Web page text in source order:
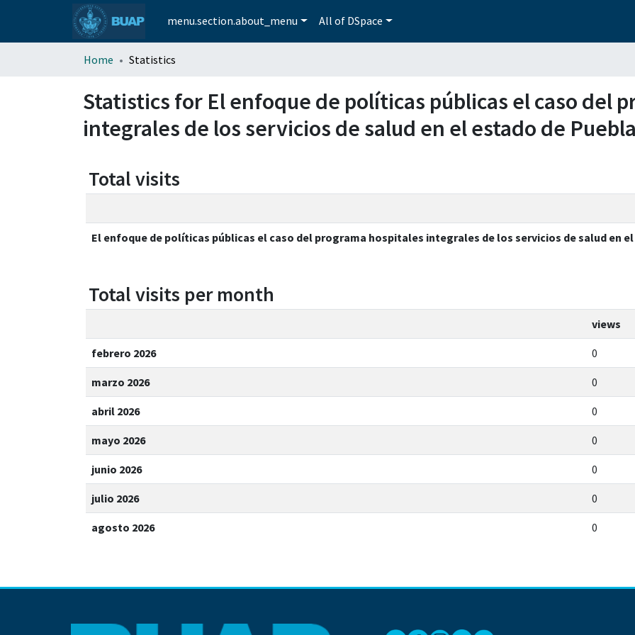
menu.section.about_menu All of DSpace
Home Statistics
Statistics for El enfoque de políticas públicas el caso del
integrales de los servicios de salud en el estado de
Total visits
El enfoque de políticas públicas el caso del programa hospitales integrales de los servicios de salud en
Total visits per month
views
febrero 2026 0
marzo 2026 0
abril 2026 0
mayo 2026 0
junio 2026 0
julio 2026 0
agosto 2026 0